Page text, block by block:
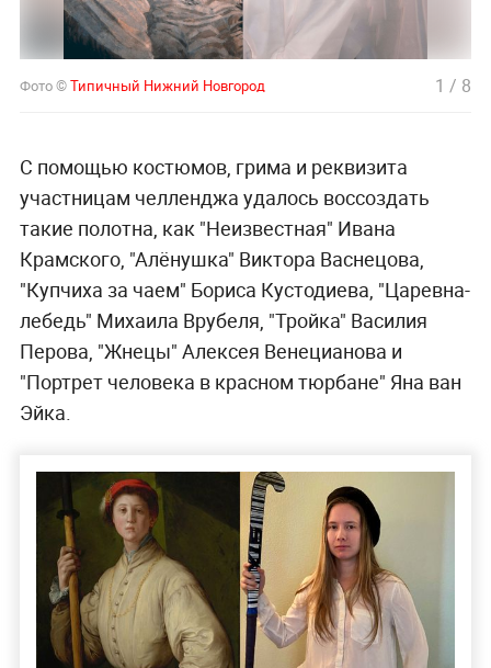
Фото ©Типичный Нижний Новгород 1 / 8
С помощью костюмов, грима и реквизита
участницам челленджа удалось воссоздать
такие полотна, как "Неизвестная" Ивана
Крамского, "Алёнушка" Виктора Васнецова,
"Купчиха за чаем" Бориса Кустодиева, "Царевна-
лебедь" Михаила Врубеля, "Тройка" Василия
Перова, "Жнецы" Алексея Венецианова и
"Портрет человека в красном тюрбане" Яна ван
Эйка.